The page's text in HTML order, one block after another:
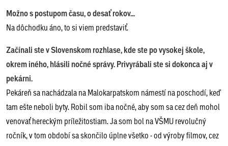
Možno s postupom času, o desať rokov...
Na dôchodku áno, to si viem predstaviť.
Začínali ste v Slovenskom rozhlase, kde ste po vysokej škole,
okrem iného, hlásili nočné správy. Privyrábali ste si dokonca aj v
pekárni.
Pekáreň sa nachádzala na Malokarpatskom námestí na poschodí, keď
tam ešte neboli byty. Robil som iba nočné, aby som sa cez deň mohol
venovať hereckým príležitostiam. Ja som bol na VŠMU revolučný
ročník, v tom období sa skončilo úplne všetko - od výroby filmov, cez